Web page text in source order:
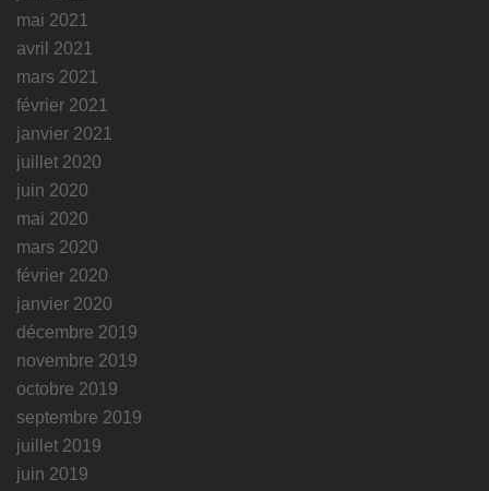
mai 2021
avril 2021
mars 2021
février 2021
janvier 2021
juillet 2020
juin 2020
mai 2020
mars 2020
février 2020
janvier 2020
décembre 2019
novembre 2019
octobre 2019
septembre 2019
juillet 2019
juin 2019